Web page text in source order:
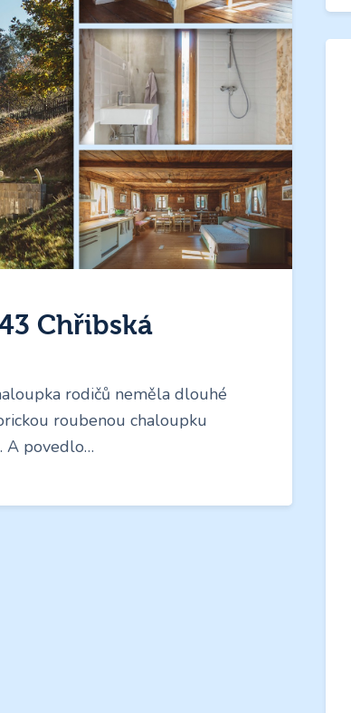
Chřibská
rodičů neměla dlouhé
roubenou chaloupku
A povedlo…